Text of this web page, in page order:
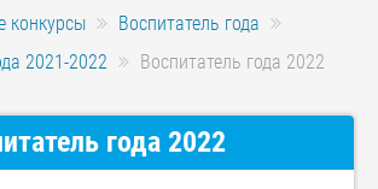
конкурсы
Воспитатель года
2021-2022
Воспитатель года 2022
года 2022